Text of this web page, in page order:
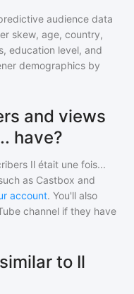
audience data
skew, age, country,
education level, and
demographics by
and views
have?
Il était une fois...
as Castbox and
account. You'll also
channel if they have
to Il